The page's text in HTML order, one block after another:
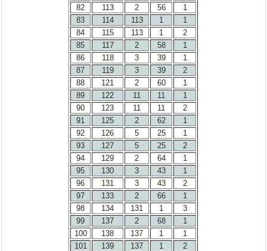
82
113 2 56
1
83
114 113 1
1
84
115 113 1
2
85
117 2 58
1
86
118 3 39
1
87
119 3 39
2
88
121 2 60
1
89
122 11 11
1
90
123 11 11
2
91
125 2 62
1
92
126 5 25
1
93
127 5 25
2
94
129 2 64
1
95
130 3 43
1
96
131 3 43
2
97
133 2 66
1
98
134 131 1
3
99
137 2 68
1
100
138 137 1
1
101
139 137 1
2